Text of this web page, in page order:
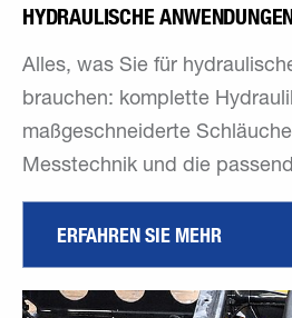
HYDRAULISCHE
Alles, was Sie für
brauchen: komplette
maßgeschneiderte
Messtechnik und die
ERFAHREN SIE MEHR